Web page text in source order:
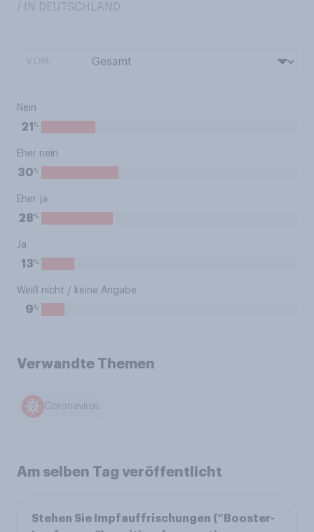
/ IN DEUTSCHLAND
Nein
21 %
Eher nein
30%
Eher ja
28%
Ja
13%
Weiß nicht / keine Angabe
9%
Verwandte Themen
Coronavirus
Am selben Tag veröffentlicht
Stehen Sie Impfauffrischungen (“Booster-